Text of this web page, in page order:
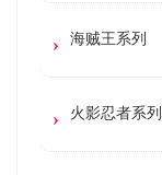
海贼王系列
火影忍者系列